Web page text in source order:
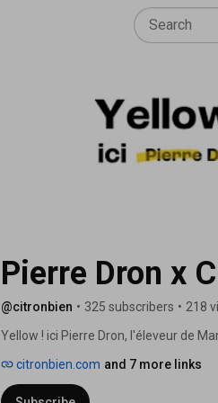
Pierre Dron x
@citronbien • 325 subscribers • 218
Yellow ! ici Pierre Dron, l'éleveur de
citronbien.com and 7 more links